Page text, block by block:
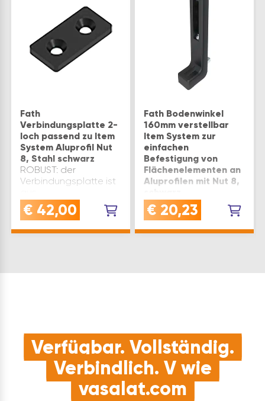
Fath
Verbindungsplatte 2-
loch passend zu Item
System Aluprofil Nut
8, Stahl schwarz
ROBUST: der
Verbindungsplatte ist
pulverbeschichtetem
Stahl gefertigt und
€ 42,00
Fath Bodenwinkel
160mm verstellbar
Item System zur
einfachen
Befestigung von
Flächenelementen an
Aluprofilen mit Nut 8,
MATERIAL: hergestellt
aus
€ 20,23
Verfügbar. Vollständig.
Verbindlich. V wie
vasalat.com